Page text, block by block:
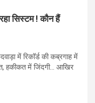
रहा सिस्टम ! कौन हैं
में रिकॉर्ड की कब्रगाह में
हकीकत में जिंदगी… आखिर